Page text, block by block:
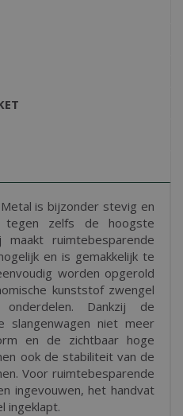
Metal is bijzonder stevig en
zelfs de hoogste
ruimtebesparende
en is gemakkelijk te
worden opgerold
kunststof zwengel
Dankzij de
slangenwagen niet meer
en de zichtbaar hoge
ook de stabiliteit van de
Voor ruimtebesparende
ingevouwen, het handvat
ingeklapt.